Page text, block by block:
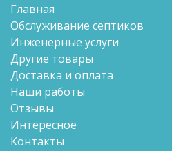
Главная
Обслуживание септиков
Инженерные услуги
Другие товары
Доставка и оплата
Наши работы
Отзывы
Интересное
Контакты